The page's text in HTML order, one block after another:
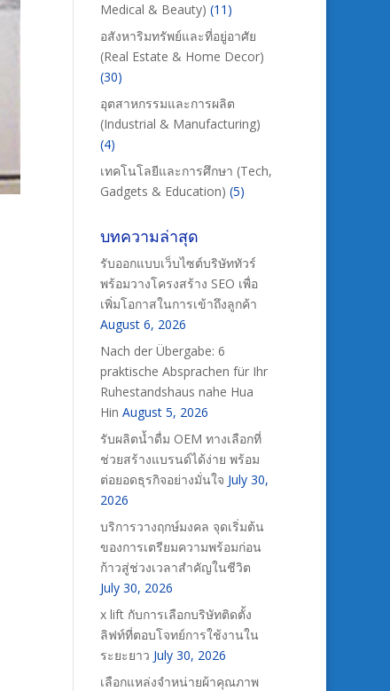
Medical & Beauty) (11)
อสังหาริมทรัพย์และที่อยู่อาศัย
(Real Estate & Home Decor)
(30)
อุตสาหกรรมและการผลิต
(Industrial & Manufacturing)
(4)
เทคโนโลยีและการศึกษา (Tech,
Gadgets & Education) (5)
บทความล่าสุด
รับออกแบบเว็บไซต์บริษัททัวร์
พร้อมวางโครงสร้าง SEO เพื่อ
เพิ่มโอกาสในการเข้าถึงลูกค้า
August 6, 2026
Nach der Übergabe: 6
praktische Absprachen für Ihr
Ruhestandshaus nahe Hua
Hin August 5, 2026
รับผลิตน้ำดื่ม OEM ทางเลือกที่
ช่วยสร้างแบรนด์ได้ง่าย พร้อม
ต่อยอดธุรกิจอย่างมั่นใจ July 30,
2026
บริการวางฤกษ์มงคล จุดเริ่มต้น
ของการเตรียมความพร้อมก่อน
ก้าวสู่ช่วงเวลาสำคัญในชีวิต
July 30, 2026
x lift กับการเลือกบริษัทติดตั้ง
ลิฟท์ที่ตอบโจทย์การใช้งานใน
ระยะยาว July 30, 2026
เลือกแหล่งจำหน่ายผ้าคุณภาพ